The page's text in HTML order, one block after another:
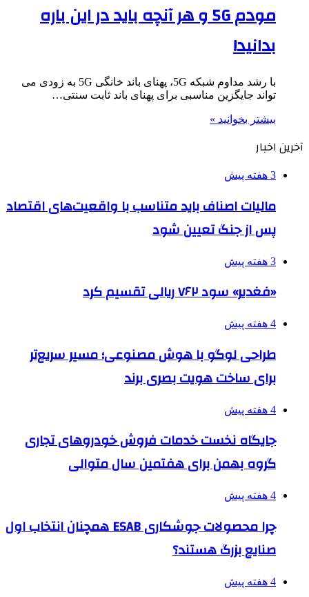
مودم 5G و هر آنچه باید در این باره
بدانید!
با رشد مداوم شبکه 5G، پهنای باند خانگی 5G به زودی می
تواند جایگزین مناسبی برای پهنای باند ثابت سنتی…
بیشتر بخوانید »
آخرین اخبار
3 هفته پیش
مالیات اصناف باید متناسب با واقعیت‌های اقتصاد
پس از جنگ تعیین شود
3 هفته پیش
«فغدیر» سود ۷۶۲ ریالی تقسیم کرد
4 هفته پیش
طراحی لوگو با هوش مصنوعی؛ مسیر سریع‌تر
برای ساخت هویت بصری برند
4 هفته پیش
جایگاه نخست خدمات فروش خودروهای تجاری
گروه بهمن برای هفتمین سال متوالی
4 هفته پیش
چرا محصولات جوشکاری ESAB همچنان انتخاب اول
صنایع بزرگ هستند؟
4 هفته پیش